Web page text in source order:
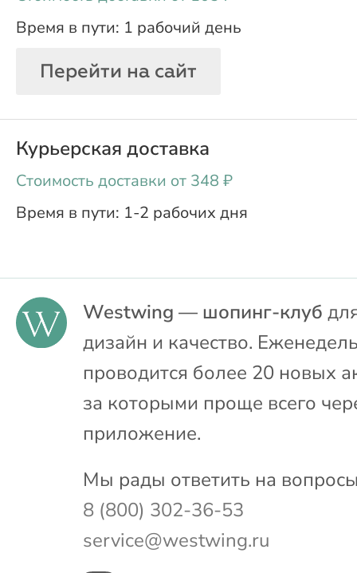
1 рабочий день
Перейти на сайт
Курьерская доставка
oт 348 ₽
1-2 рабочих дня
Westwing — шопинг-клуб
дизайн и качество.
проводится более 20 новых
за которыми проще всего
приложение.
Мы рады ответить на
8 (800) 302-36-53
service@westwing.ru